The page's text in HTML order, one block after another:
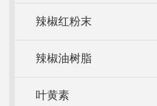
辣椒红粉末
辣椒油树脂
叶黄素